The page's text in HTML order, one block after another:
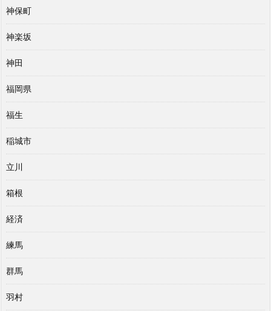
神保町
神楽坂
神田
福岡県
福生
稲城市
立川
箱根
経済
練馬
群馬
羽村